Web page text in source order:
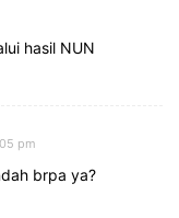
hasil NUN
pm
brpa ya?